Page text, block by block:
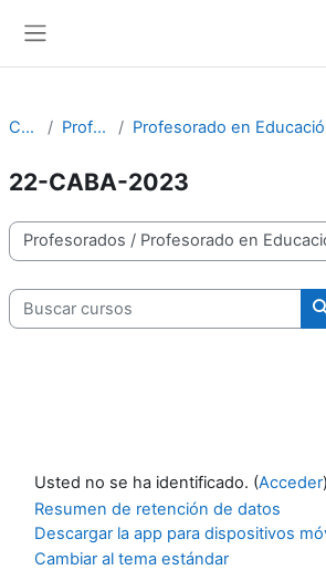
Cursos Profesorados
22-CABA-2023
Categorías
Buscar cursos
Usted no se ha identificado. (Acceder)
Resumen de retención de datos
Descargar la app para dispositivos
Cambiar al tema estándar